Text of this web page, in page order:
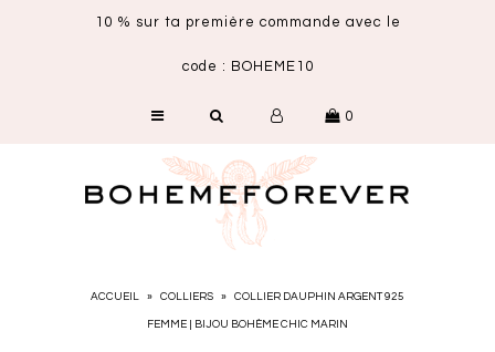
10 % sur ta première commande avec le
code : BOHEME10
0
ACCUEIL » COLLIERS » COLLIER DAUPHIN ARGENT 925
FEMME | BIJOU BOHÈME CHIC MARIN
CARTE CADEAU